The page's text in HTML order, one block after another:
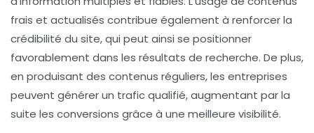
frais et actualisés contribue également à renforcer la
crédibilité du site, qui peut ainsi se positionner
favorablement dans les résultats de recherche. De plus,
en produisant des contenus réguliers, les entreprises
peuvent générer un trafic qualifié, augmentant par la
suite les conversions grâce à une meilleure visibilité.